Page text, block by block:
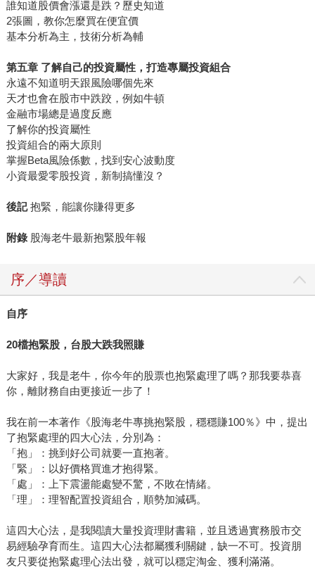
誰知道股價會漲還是跌？歷史知道
2張圖，教你怎麼買在便宜價
基本分析為主，技術分析為輔
第五章 了解自己的投資屬性，打造專屬投資組合
永遠不知道明天跟風險哪個先來
天才也會在股市中跌跤，例如牛頓
金融市場總是過度反應
了解你的投資屬性
投資組合的兩大原則
掌握Beta風險係數，找到安心波動度
小資最愛零股投資，新制搞懂沒？
後記抱緊，能讓你賺得更多
附錄 股海老牛最新抱緊股年報
序／導讀
自序
20檔抱緊股，台股大跌我照賺
大家好，我是老牛，你今年的股票也抱緊處理了嗎？那我要恭喜
你，離財務自由更接近一步了！
我在前一本著作《股海老牛專挑抱緊股，穩穩賺100％》中，提出
了抱緊處理的四大心法，分別為：
「抱」：挑到好公司就要一直抱著。
「緊」：以好價格買進才抱得緊。
「處」：上下震盪能處變不驚，不敗在情緒。
「理」：理智配置投資組合，順勢加減碼。
這四大心法，是我閱讀大量投資理財書籍，並且透過實務股市交
易經驗孕育而生。這四大心法都屬獲利關鍵，缺一不可。投資朋
友只要從抱緊處理心法出發，就可以穩定淘金、獲利滿滿。